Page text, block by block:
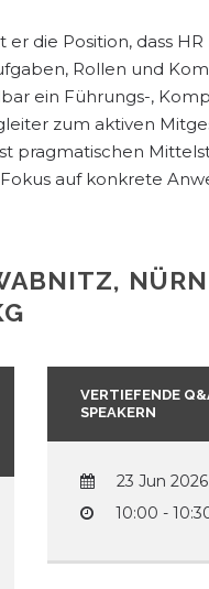
die Position, dass
Rollen und
ein Führungs-,
zum aktiven
pragmatischen
auf konkrete
VERTIEFENDE
SPEAKERN
23 Jun 2026
10:00 -